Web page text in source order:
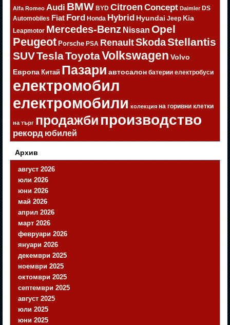
Alfa Romeo Audi BMW BYD Citroen Concept Daimler DS
Automobiles Fiat Ford Honda Hybrid Hyundai Jeep Kia
Leapmotor Mercedes-Benz Nissan Opel
Peugeot Porsche PSA RenaultSkodaStellantis
SUVTeslaToyotaVolkswagen Volvo
Европа Китай Пазари автосалон батерии електробуси
електромобил
електромобили колекция на горивни клетки
на търг продажбипроизводство
рекорд юбилей
Архив
август 2026
юли 2026
юни 2026
май 2026
април 2026
март 2026
февруари 2026
януари 2026
декември 2025
ноември 2025
октомври 2025
септември 2025
август 2025
юли 2025
юни 2025